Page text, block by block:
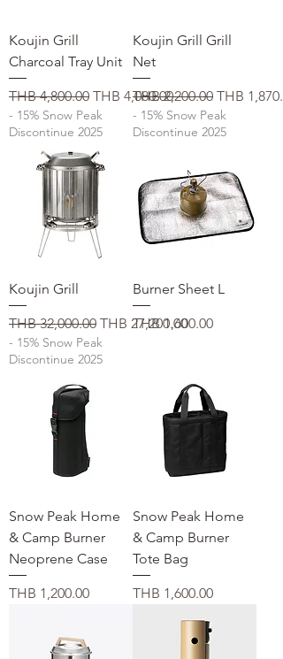
Koujin Grill
Charcoal Tray Unit
通常価格
THB 4,800.00 セール価格
THB 4,080.00
- 15% Snow Peak
Discontinue 2025
Koujin Grill Grill
Net
通常価格
THB 2,200.00 セール価格
THB
- 15% Snow Peak
Discontinue 2025
Koujin Grill
通常価格
THB 32,000.00 セール価格
THB 27,200.00
- 15% Snow Peak
Discontinue 2025
Burner Sheet L
価格
THB 1,600.00
Snow Peak Home
& Camp Burner
Neoprene Case
価格
THB 1,200.00
Snow Peak Home
& Camp Burner
Tote Bag
価格
THB 1,600.00